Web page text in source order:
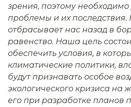
зрения, поэтому необходимо
проблемы и их последствия.
отбрасывает нас назад в
равенство. Наша цель
обеспечить условия, в
климатические политики,
будут признавать особое
экологического кризиса на
его при разработке планов